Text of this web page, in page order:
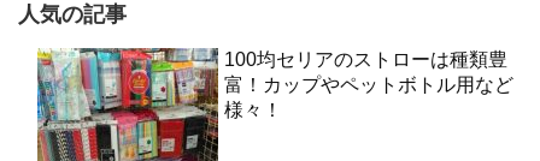
人気の記事
100均セリアのストローは種類豊
富！カップやペットボトル用など
様々！